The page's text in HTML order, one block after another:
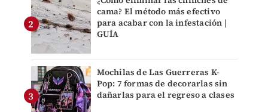
cama? El método más efectivo
para acabar con la infestación |
GUÍA
Mochilas de Las Guerreras K-
Pop: 7 formas de decorarlas sin
dañarlas para el regreso a clases